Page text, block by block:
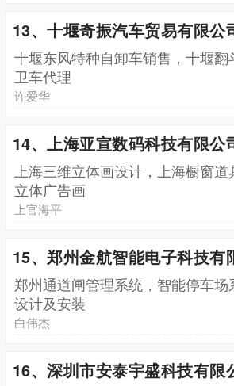
13、十堰奇振汽车贸易有限公
十堰东风特种自卸车销售，十堰
卫车代理
许爱华
14、上海亚宣数码科技有限公
上海三维立体画设计，上海橱窗
立体广告画
上官海平
15、郑州金航智能电子科技有
郑州通道闸管理系统，智能停车
设计及安装
白伟杰
16、深圳市安泰宇盛科技有限